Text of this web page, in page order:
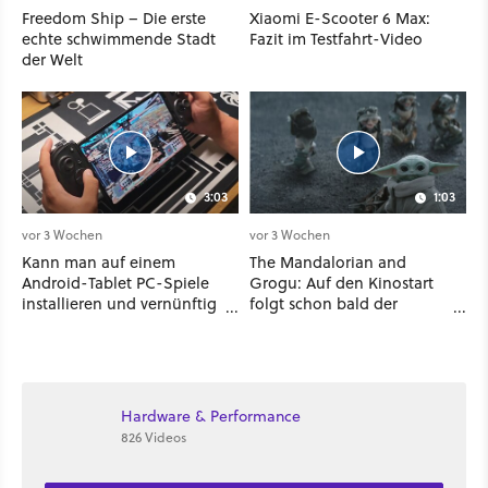
Freedom Ship – Die erste
echte schwimmende Stadt
der Welt
Xiaomi E-Scooter 6 Max:
Fazit im Testfahrt-Video
3:03
vor 3 Wochen
Kann man auf einem
Android-Tablet PC-Spiele
installieren und vernünftig
1:03
vor 3 Wochen
The Mandalorian and
Grogu: Auf den Kinostart
folgt schon bald der
Hardware & Performance
826 Videos